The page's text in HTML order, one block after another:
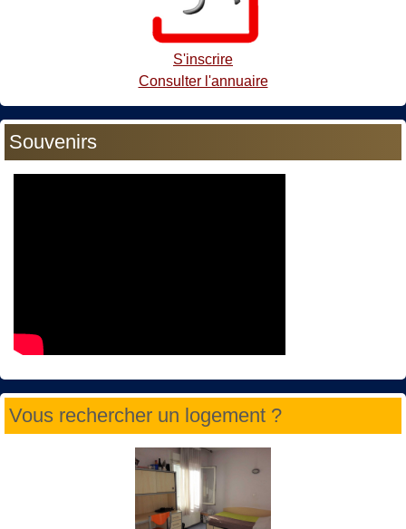
S'inscrire
Consulter l'annuaire
Souvenirs
Vous rechercher un logement ?